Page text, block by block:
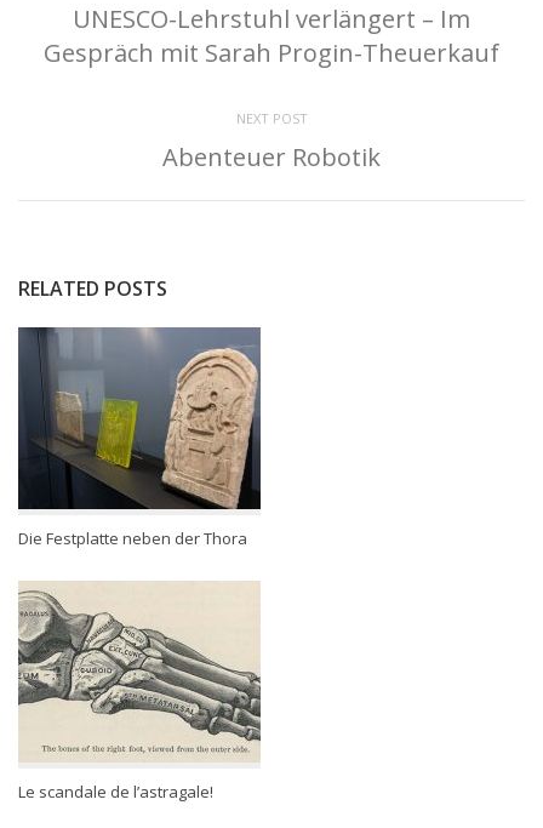
UNESCO-Lehrstuhl verlängert – Im
Gespräch mit Sarah Progin-Theuerkauf
NEXT POST
Abenteuer Robotik
RELATED POSTS
Die Festplatte neben der Thora
Le scandale de l’astragale!